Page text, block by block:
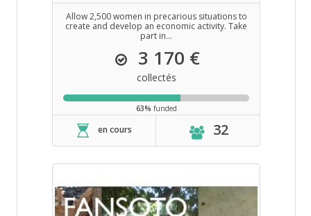
Allow 2,500 women in precarious situations to
create and develop an economic activity. Take
part in...
3 170 €
collectés
63% funded
en cours 32